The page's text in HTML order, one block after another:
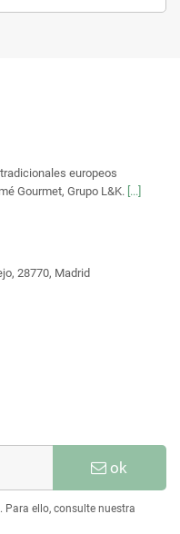
europeos
Gourmet, Grupo L&K. [...]
28770, Madrid
ok
Para ello, consulte nuestra